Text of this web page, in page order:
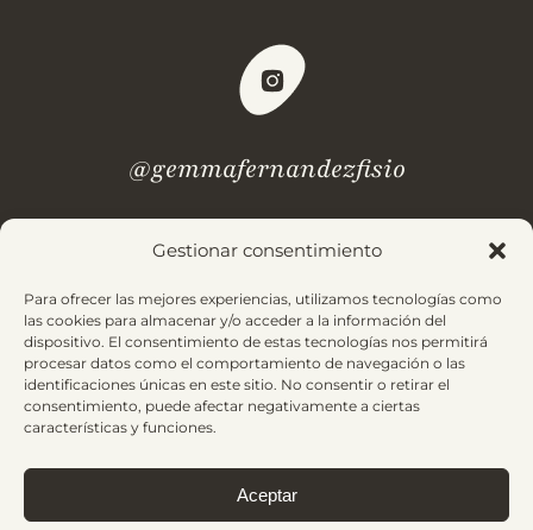
Gestionar consentimiento
Para ofrecer las mejores experiencias, utilizamos tecnologías como
las cookies para almacenar y/o acceder a la información del
dispositivo. El consentimiento de estas tecnologías nos permitirá
procesar datos como el comportamiento de navegación o las
identificaciones únicas en este sitio. No consentir o retirar el
consentimiento, puede afectar negativamente a ciertas
características y funciones.
Aceptar
@gemmafernandezfisio
Aviso Legal
Política de Privacidad
Condiciones de Contratación
Política de Cookies
© 2025 Gemma Fernández. Todos los derechos reservados |
Made with
byBluefish